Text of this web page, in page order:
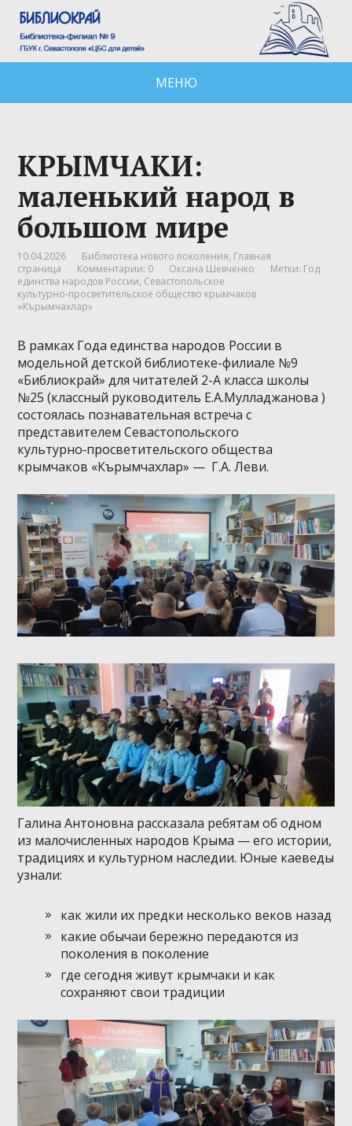
МЕНЮ
КРЫМЧАКИ:
маленький народ в
большом мире
10.04.2026 Библиотека нового поколения, Главная
страница
Комментарии: 0 Оксана Шевченко Метки: Год
единства народов России, Севастопольское
культурно‑просветительское общество крымчаков
«Кърымчахлар»
В рамках Года единства народов России в
модельной детской библиотеке-филиале №9
«Библиокрай» для читателей 2-А класса школы
№25 (классный руководитель Е.А.Мулладжанова )
состоялась познавательная встреча с
представителем Севастопольского
культурно‑просветительского общества
крымчаков «Кърымчахлар» — Г.А. Леви.
Галина Антоновна рассказала ребятам об одном
из малочисленных народов Крыма — его истории,
традициях и культурном наследии. Юные каеведы
узнали:
как жили их предки несколько веков назад
какие обычаи бережно передаются из
поколения в поколение
где сегодня живут крымчаки и как
сохраняют свои традиции